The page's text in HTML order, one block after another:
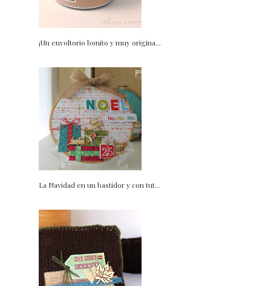
¡Un envoltorio bonito y muy origina...
La Navidad en un bastidor y con tut...